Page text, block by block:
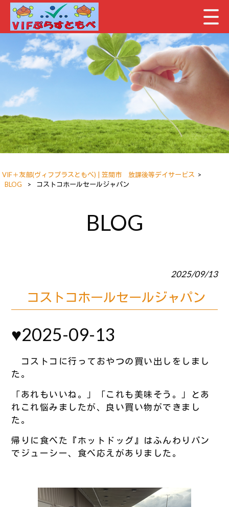
VIF＋友部(ヴィフプラスともべ) | 笠間市 放課後等デイサービス >
BLOG
> コストコホールセールジャパン
BLOG
2025/09/13
コストコホールセールジャパン
♥2025-09-13
コストコに行っておやつの買い出しをしまし
た。
「あれもいいね。」「これも美味そう。」とあ
れこれ悩みましたが、良い買い物ができまし
た。
帰りに食べた『ホットドッグ』はふんわりパン
でジューシー、食べ応えがありました。